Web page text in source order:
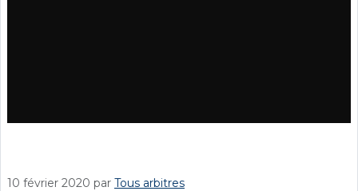
10 février 2020 par Tous arbitres